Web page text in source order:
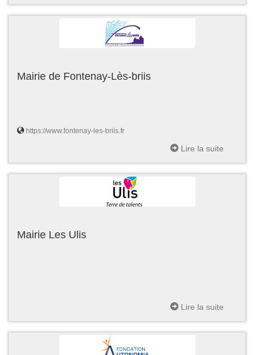
Mairie de Fontenay-Lès-briis
https://www.fontenay-les-briis.fr
Lire la suite
Mairie Les Ulis
Lire la suite